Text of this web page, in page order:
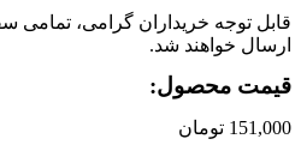
ارسال خواهند شد.
قیمت محصول:
151,000 تومان